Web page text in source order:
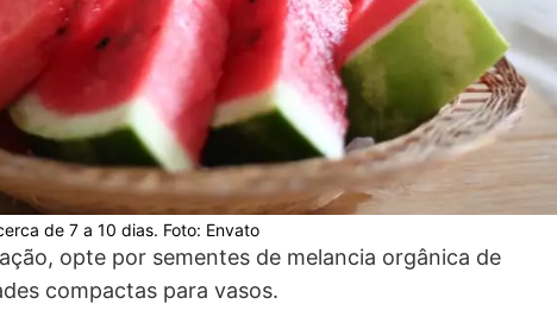
de 7 a 10 dias. Foto: Envato
opte por sementes de melancia orgânica de
compactas para vasos.